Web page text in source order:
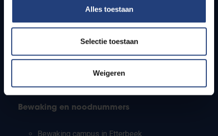
Alles toestaan
Selectie toestaan
Weigeren
Studenten
PhD-studenten
Leerkrachten en secundaire scholen
Bewaking en noodnummers
Bewaking campus in Etterbeek